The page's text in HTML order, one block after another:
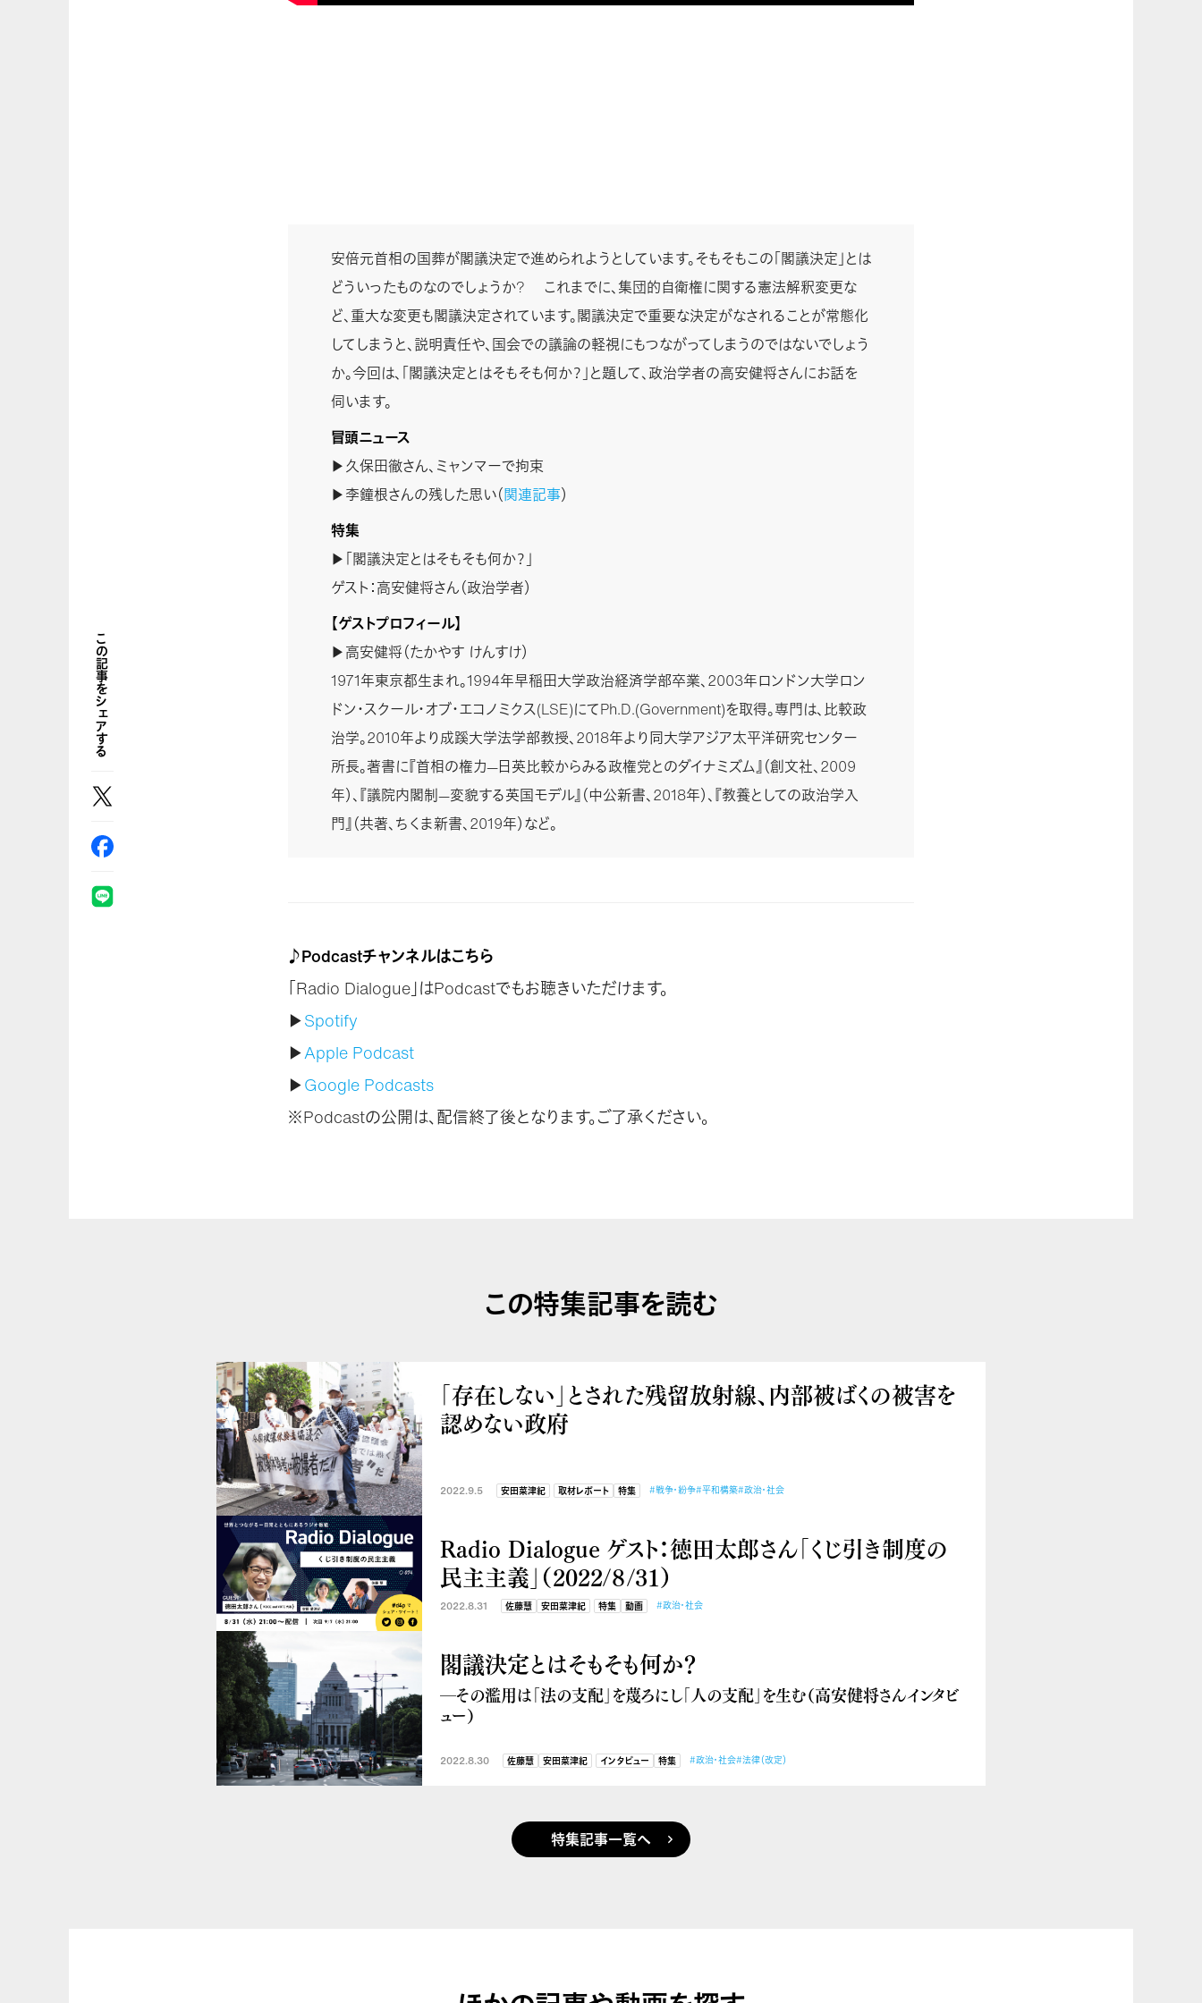
安倍元首相の国葬が閣議決定で進められようとしています。そもそもこの「閣議決定」とは
どういったものなのでしょうか? これまでに、集団的自衛権に関する憲法解釈変更な
ど、重大な変更も閣議決定されています。閣議決定で重要な決定がなされることが常態化
してしまうと、説明責任や、国会での議論の軽視にもつながってしまうのではないでしょう
か。今回は、「閣議決定とはそもそも何か？」と題して、政治学者の高安健将さんにお話を
伺います。
冒頭ニュース
▶久保田徹さん、ミャンマーで拘束
▶李鐘根さんの残した思い（関連記事）
特集
▶「閣議決定とはそもそも何か？」
ゲスト：高安健将さん（政治学者）
【ゲストプロフィール】
▶高安健将（たかやす けんすけ）
1971年東京都生まれ。1994年早稲田大学政治経済学部卒業、2003年ロンドン大学ロン
ドン・スクール・オブ・エコノミクス(LSE)にてPh.D.(Government)を取得。専門は、比較政
治学。2010年より成蹊大学法学部教授、2018年より同大学アジア太平洋研究センター
所長。著書に『首相の権力—日英比較からみる政権党とのダイナミズム』（創文社、2009
年）、『議院内閣制—変貌する英国モデル』（中公新書、2018年）、『教養としての政治学入
門』（共著、ちくま新書、2019年）など。
♪Podcastチャンネルはこちら
「Radio Dialogue」はPodcastでもお聴きいただけます。
▶Spotify
▶Apple Podcast
▶Google Podcasts
※Podcastの公開は、配信終了後となります。ご了承ください。
この記事をシェアする
この特集記事を読む
「存在しない」とされた残留放射線、内部被ばくの被害を
認めない政府
2022.9.5 安田菜津紀 取材レポート 特集 #戦争・紛争#平和構築#政治・社会
Radio Dialogue ゲスト：徳田太郎さん「くじ引き制度の
民主主義」（2022/８/31）
2022.8.31 佐藤慧 安田菜津紀 特集 動画 #政治・社会
閣議決定とはそもそも何か？
―その濫用は「法の支配」を蔑ろにし「人の支配」を生む（高安健将さんインタビ
ュー）
2022.8.30 佐藤慧 安田菜津紀 インタビュー 特集 #政治・社会#法律（改定）
特集記事一覧へ